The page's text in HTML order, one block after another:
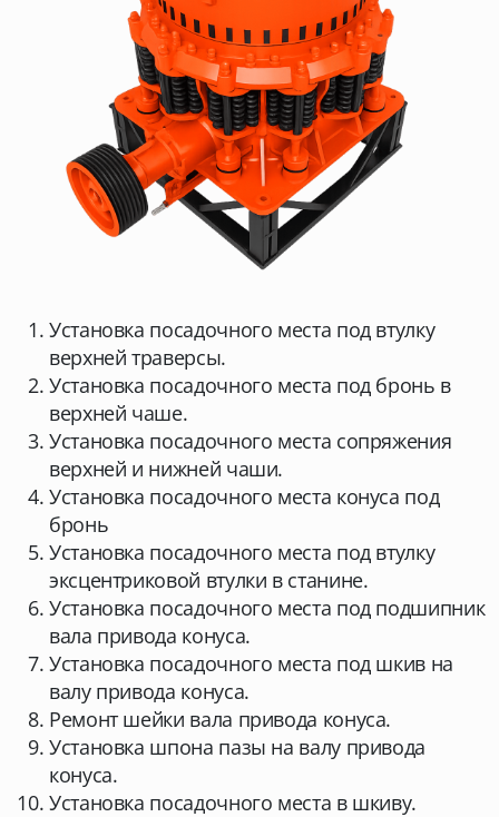
Установка посадочного места под втулку
верхней траверсы.
Установка посадочного места под бронь в
верхней чаше.
Установка посадочного места сопряжения
верхней и нижней чаши.
Установка посадочного места конуса под
бронь
Установка посадочного места под втулку
эксцентриковой втулки в станине.
Установка посадочного места под подшипник
вала привода конуса.
Установка посадочного места под шкив на
валу привода конуса.
Ремонт шейки вала привода конуса.
Установка шпона пазы на валу привода
конуса.
Установка посадочного места в шкиву.